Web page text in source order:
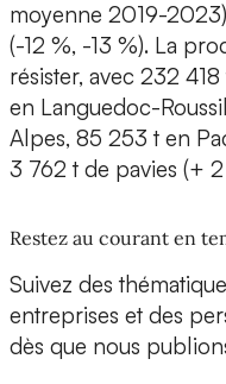
moyenne 2019-
(-12 %, -13 %). La
résister, avec 232
en Languedoc-
Alpes, 85 253 t en
3 762 t de pavies (+ 2
Restez au courant en
Suivez des
entreprises et des
dès que nous